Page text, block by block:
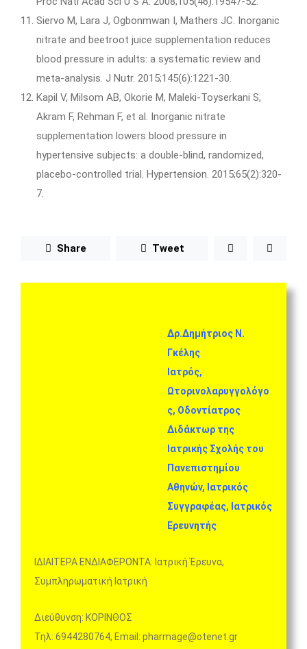
Siervo M, Lara J, Ogbonmwan I, Mathers JC. Inorganic
nitrate and beetroot juice supplementation reduces
blood pressure in adults: a systematic review and
meta-analysis. J Nutr. 2015;145(6):1221-30.
Kapil V, Milsom AB, Okorie M, Maleki-Toyserkani S,
Akram F, Rehman F, et al. Inorganic nitrate
supplementation lowers blood pressure in
hypertensive subjects: a double-blind, randomized,
placebo-controlled trial. Hypertension. 2015;65(2):320-
7.
Share Tweet
Δρ.Δημήτριος Ν.
Γκέλης
Iατρός,
Ωτορινολαρυγγολόγο
ς, Οδοντίατρος
Διδάκτωρ της
Ιατρικής Σχολής του
Πανεπιστημίου
Αθηνών, Ιατρικός
Συγγραφέας, Ιατρικός
Ερευνητής
ΙΔΙΑΙΤΕΡΑ ΕΝΔΙΑΦΕΡΟΝΤΑ: Ιατρική Έρευνα,
Συμπληρωματική Ιατρική
Διεύθυνση: ΚΟΡΙΝΘΟΣ
Τηλ: 6944280764, Email: pharmage@otenet.gr